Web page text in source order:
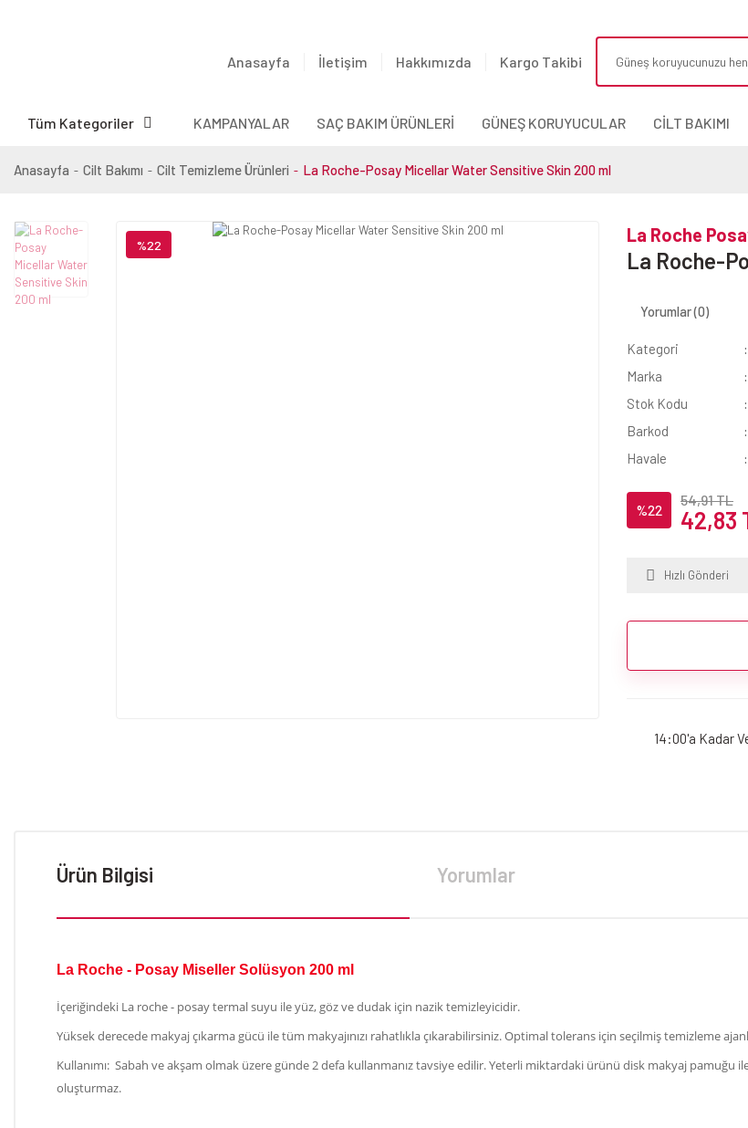
Anasayfa İletişim Hakkımızda Kargo Takibi
Tüm Kategoriler KAMPANYALAR SAÇ BAKIM ÜRÜNLERİ GÜNEŞ KORUYUCULAR CİLT BAKIMI
Anasayfa Cilt Bakımı Cilt Temizleme Ürünleri La Roche-Posay Micellar Water Sensitive Skin 200 ml
%22 La Roche
La Roche-
Yorumlar (0)
Kategori
Marka
Stok Kodu
Barkod
Havale
%22
54,91 TL
42,83
Hızlı Gönderi
14:00'a Kadar
Ürün Bilgisi Yorumlar
La Roche - Posay Miseller Solüsyon 200 ml
İçeriğindeki La roche - posay termal suyu ile yüz, göz ve dudak için nazik temizleyicidir.
Yüksek derecede makyaj çıkarma gücü ile tüm makyajınızı rahatlıkla çıkarabilirsiniz. Optimal tolerans için seçilmiş temizleme
Kullanımı: Sabah ve akşam olmak üzere günde 2 defa kullanmanız tavsiye edilir. Yeterli miktardaki ürünü disk makyaj pamuğu
oluşturmaz.